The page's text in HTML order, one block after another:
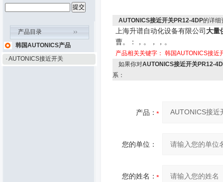
产品目录
韩国AUTONICS产品
· AUTONICS接近开关
AUTONICS接近开关PR12-4DP的详细
上海升谱自动化设备有限公司 大量
曹。 ： ， 。 ， ， 。
产品相关关键字： 韩国AUTONICS接近
如果你对AUTONICS接近开关PR12-
系：
产品：
您的单位：
您的姓名：